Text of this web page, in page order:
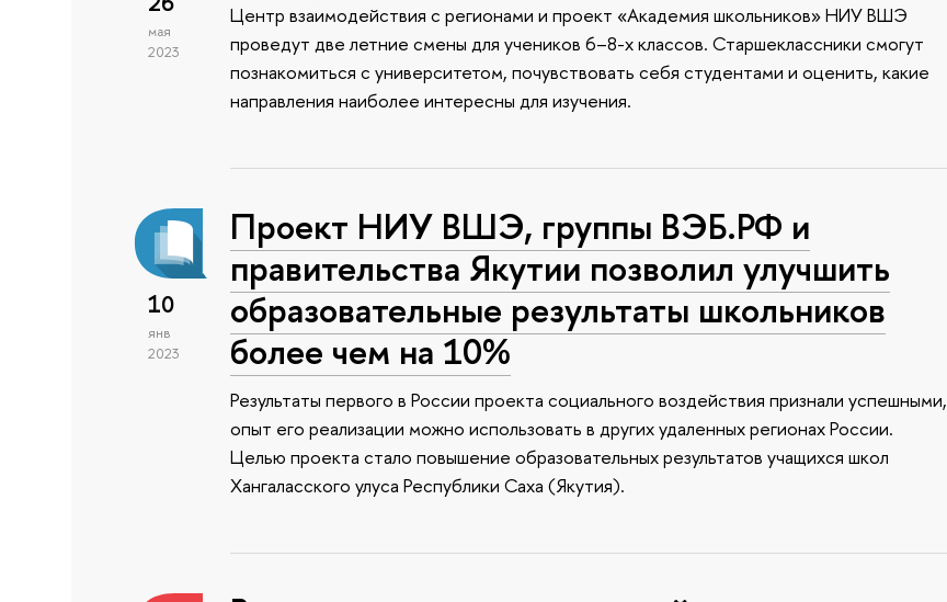
мая
2023
Центр взаимодействия с регионами и проект «Академия школьников» НИУ ВШЭ
проведут две летние смены для учеников 6–8-х классов. Старшеклассники смогут
познакомиться с университетом, почувствовать себя студентами и оценить, какие
направления наиболее интересны для изучения.
10
янв
2023
Проект НИУ ВШЭ, группы ВЭБ.РФ и
правительства Якутии позволил улучшить
образовательные результаты школьников
более чем на 10%
Результаты первого в России проекта социального воздействия признали успешными,
опыт его реализации можно использовать в других удаленных регионах России.
Целью проекта стало повышение образовательных результатов учащихся школ
Хангаласского улуса Республики Саха (Якутия).